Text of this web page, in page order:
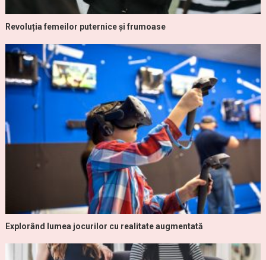
Revoluția femeilor puternice și frumoase
Explorând lumea jocurilor cu realitate augmentată